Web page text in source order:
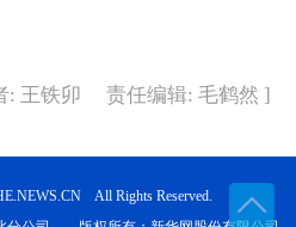
: 王铁卯 责任编辑: 毛鹤然 ]
All Rights Reserved.